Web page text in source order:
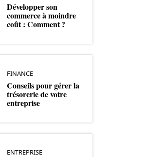
Développer son
commerce à moindre
coût : Comment ?
FINANCE
Conseils pour gérer la
trésorerie de votre
entreprise
ENTREPRISE